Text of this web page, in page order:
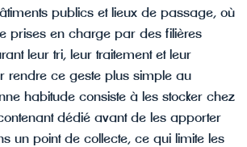
publics et lieux de passage, où
prises en charge par des filières
leur tri, leur traitement et leur
rendre ce geste plus simple au
habitude consiste à les stocker chez
dédié avant de les apporter
un point de collecte, ce qui limite les